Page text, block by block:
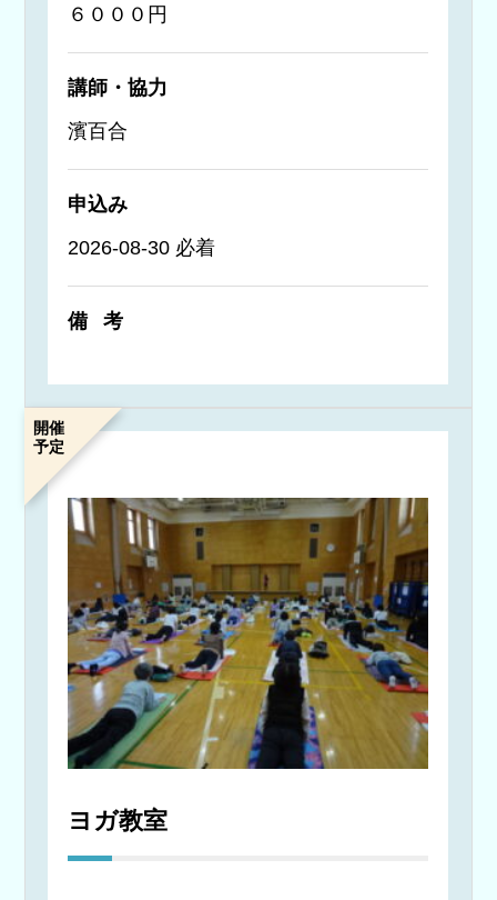
６０００円
講師・協力
濱百合
申込み
2026-08-30 必着
備考
開催
予定
ヨガ教室